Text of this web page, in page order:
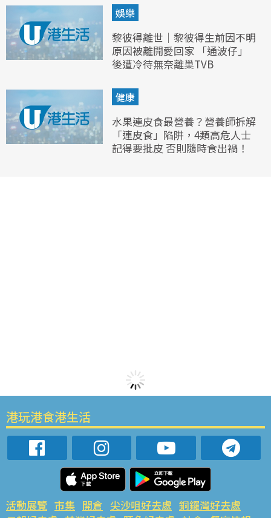
娛樂
黎彼得離世｜黎彼得生前因不明
原因被離開愛回家 「通波仔」
後遭冷待無奈離巢TVB
健康
水果連皮食最營養？營養師拆解
「連皮食」陷阱，4類高危人士
記得要批皮 否則隨時食出禍！
港玩港食港生活
活動展覽 市集 開倉 尖沙咀好去處 銅鑼灣好去處